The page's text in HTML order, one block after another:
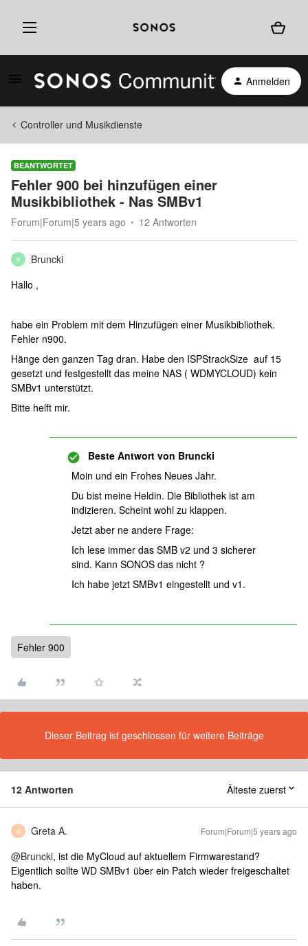
Anmelden
Controller und Musikdienste
BEANTWORTET
Fehler 900 bei hinzufügen einer
Musikbibliothek - Nas SMBv1
Forum|Forum|5 years ago 12 Antworten
B
Bruncki
Hallo ,
habe ein Problem mit dem Hinzufügen einer Musikbibliothek.
Fehler n900.
Hänge den ganzen Tag dran. Habe den ISPStrackSize auf 15
gesetzt und festgestellt das meine NAS ( WDMYCLOUD) kein
SMBv1 unterstützt.
Bitte helft mir.
Beste Antwort von Bruncki
Moin und ein Frohes Neues Jahr.
Du bist meine Heldin. Die Bibliothek ist am
indizieren. Scheint wohl zu klappen.
Jetzt aber ne andere Frage:
Ich lese immer das SMB v2 und 3 sicherer
sind. Kann SONOS das nicht ?
Ich habe jetzt SMBv1 eingestellt und v1.
Fehler 900
Dieser Beitrag ist geschlossen für weitere Beiträge
12 Antworten Älteste zuerst
G Greta A. Forum|Forum|5 years ago
@Bruncki, ist die MyCloud auf aktuellem Firmwarestand?
Eigentlich sollte WD SMBv1 über ein Patch wieder freigeschaltet
haben.